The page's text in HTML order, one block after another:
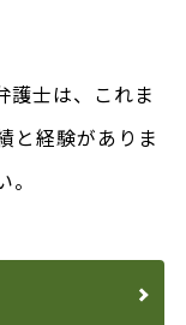
護士は、これま
と経験がありま